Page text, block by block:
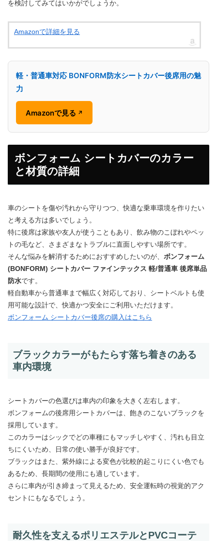
を検討してみてはいかがでしょうか。
Amazonで詳細を見る
軽・普通車対応 BONFORM防水シートカバー後席用の魅
力
Amazonで見る ↗
ボンフォーム シートカバーのカラー
と材質の詳細
車のシートを傷や汚れから守りつつ、快適な乗車環境を作りたい
と考える方は多いでしょう。
特に後席は家族や友人が使うこともあり、飲み物のこぼれやペッ
トの毛など、さまざまなトラブルに直面しやすい場所です。
そんな悩みを解消するためにおすすめしたいのが、 ボンフォーム
(BONFORM) シートカバー ファインテックス 軽/普通車 後席単品
防水です。
軽自動車から普通車まで幅広く対応しており、シートベルトも使
用可能な設計で、快適かつ安全にご利用いただけます。
ボンフォーム シートカバー後席の購入はこちら
ブラックカラーがもたらす落ち着きのある
車内環境
シートカバーの色選びは車内の印象を大きく左右します。
ボンフォームの後席用シートカバーは、飽きのこないブラックを
採用しています。
このカラーはシックでどの車種にもマッチしやすく、汚れも目立
ちにくいため、日常の使い勝手が良好です。
ブラックはまた、紫外線による変色が比較的起こりにくい色でも
あるため、長期間の使用にも適しています。
さらに車内が引き締まって見えるため、安全運転時の視覚的アク
セントにもなるでしょう。
耐久性を支えるポリエステルとPVCコーテ